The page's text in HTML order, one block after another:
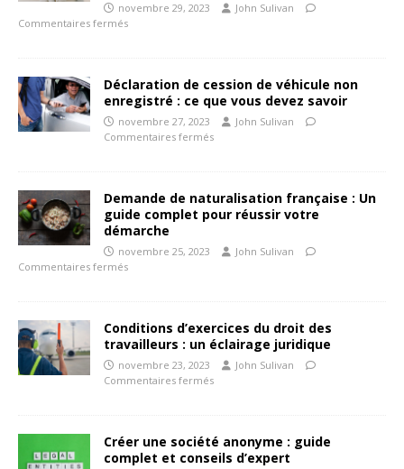
novembre 29, 2023
John Sulivan
Commentaires fermés
Déclaration de cession de véhicule non
enregistré : ce que vous devez savoir
novembre 27, 2023
John Sulivan
Commentaires fermés
Demande de naturalisation française : Un
guide complet pour réussir votre
démarche
novembre 25, 2023
John Sulivan
Commentaires fermés
Conditions d’exercices du droit des
travailleurs : un éclairage juridique
novembre 23, 2023
John Sulivan
Commentaires fermés
Créer une société anonyme : guide
complet et conseils d’expert